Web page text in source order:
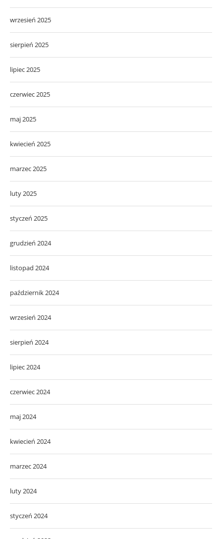
wrzesień 2025
sierpień 2025
lipiec 2025
czerwiec 2025
maj 2025
kwiecień 2025
marzec 2025
luty 2025
styczeń 2025
grudzień 2024
listopad 2024
październik 2024
wrzesień 2024
sierpień 2024
lipiec 2024
czerwiec 2024
maj 2024
kwiecień 2024
marzec 2024
luty 2024
styczeń 2024